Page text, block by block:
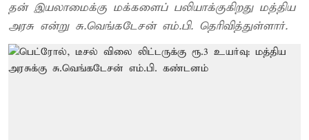
தன் இயலாமைக்கு மக்களைப் பலியாக்குகிறது மத்திய
அரசு என்று சு.வெங்கடேசன் எம்.பி. தெரிவித்துள்ளார்.